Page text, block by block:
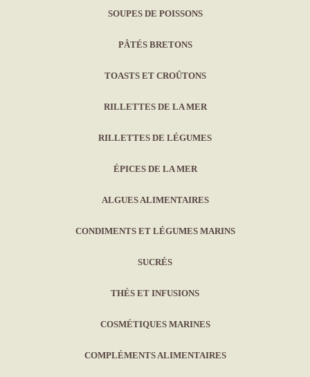
SOUPES DE POISSONS
PÂTÉS BRETONS
TOASTS ET CROÛTONS
RILLETTES DE LA MER
RILLETTES DE LÉGUMES
ÉPICES DE LA MER
ALGUES ALIMENTAIRES
CONDIMENTS ET LÉGUMES MARINS
SUCRÉS
THÉS ET INFUSIONS
COSMÉTIQUES MARINES
COMPLÉMENTS ALIMENTAIRES